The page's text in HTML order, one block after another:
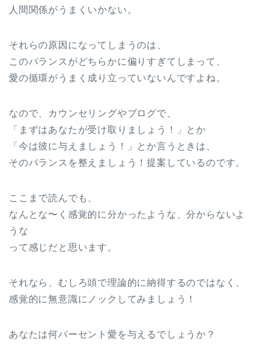
人間関係がうまくいかない。
それらの原因になってしまうのは、
このバランスがどちらかに偏りすぎてしまって、
愛の循環がうまく成り立っていないんですよね。
なので、カウンセリングやブログで、
「まずはあなたが受け取りましょう！」とか
「今は彼に与えましょう！」とか言うときは、
そのバランスを整えましょう！提案しているのです。
ここまで読んでも、
なんとな〜く感覚的に分かったような、分からないよ
うな
って感じだと思います。
それなら、むしろ頭で理論的に納得するのではなく、
感覚的に無意識にノックしてみましょう！
あなたは何パーセント愛を与えるでしょうか？